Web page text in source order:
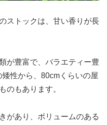
ストックは、甘い香りが長
が豊富で、バラエティー豊
性から、80cmくらいの屋
のもあります。
があり、ボリュームのある